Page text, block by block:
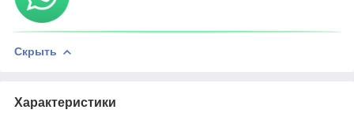
Скрыть
Характеристики